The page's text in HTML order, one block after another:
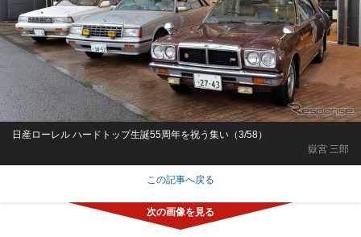
嶽宮 三郎
日産ローレル ハードトップ生誕55周年を祝う集い（3/58）
この記事へ戻る